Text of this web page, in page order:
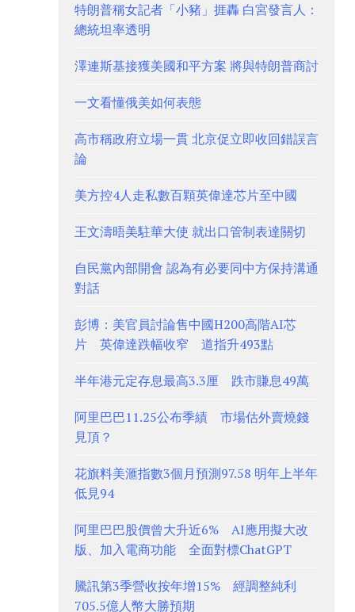
特朗普稱女記者「小豬」捱轟 白宮發言人：
總統坦率透明
澤連斯基接獲美國和平方案 將與特朗普商討
一文看懂俄美如何表態
高市稱政府立場一貫 北京促立即收回錯誤言
論
美方控4人走私數百顆英偉達芯片至中國
王文濤晤美駐華大使 就出口管制表達關切
自民黨內部開會 認為有必要同中方保持溝通
對話
彭博：美官員討論售中國H200高階AI芯
片 英偉達跌幅收窄 道指升493點
半年港元定存息最高3.3厘 跌市賺息49萬
阿里巴巴11.25公布季績 市場估外賣燒錢
見頂？
花旗料美滙指數3個月預測97.58 明年上半年
低見94
阿里巴巴股價曾大升近6% AI應用擬大改
版、加入電商功能 全面對標ChatGPT
騰訊第3季營收按年增15% 經調整純利
705.5億人幣大勝預期